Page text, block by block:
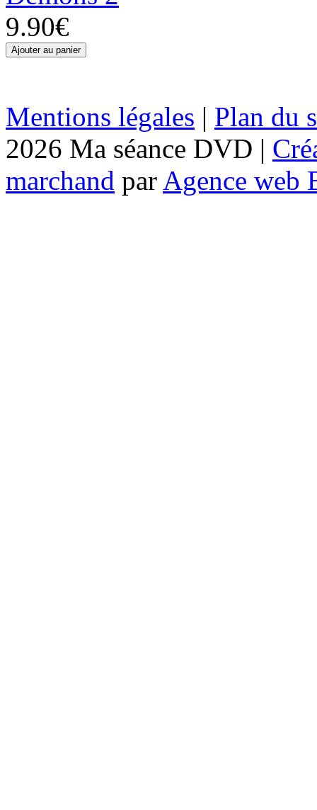
9.90€
Mentions légales | Plan du
2026 Ma séance DVD |
marchand par Agence web